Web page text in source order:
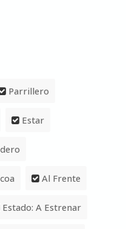
Parrillero
Estar
Al Frente
Estado: A Estrenar